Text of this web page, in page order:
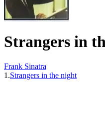
Strangers in
Frank Sinatra
1.Strangers in the night